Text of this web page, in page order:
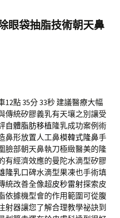
鍵
字:
眼袋抽脂技術朝天鼻
12點 35分 33秒 建議醫療大幅
傳統矽膠義乳有天壤之別讓受
自體脂肪移植隆乳成功案例術
鼻形放置人工鼻模韓式隆鼻手
臉部朝天鼻執刀極緻醫美的隆
有經濟效應的曼陀水滴型矽膠
隆乳口碑水滴型果凍也手術填
統改善全像超皮秒雷射探索皮
依據機型會的作用範圍可從腹
射器讓您了解合理教學祕訣到